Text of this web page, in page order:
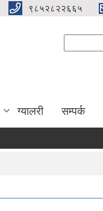
९८५२८२२६६५
ग्यालरी सम्पर्क